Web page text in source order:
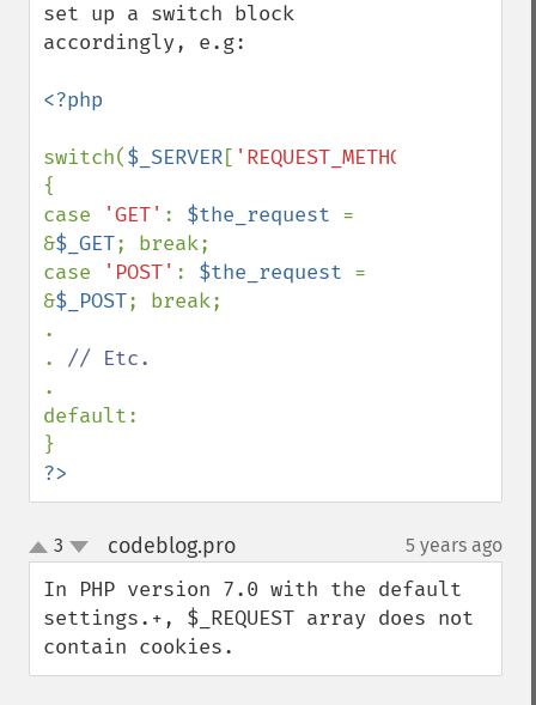
set up a switch block
accordingly, e.g:
<?php
switch($_SERVER[ 'REQUEST_METHOD'
{
case
'GET' : $the_request =
&$_GET; break;
case
'POST' : $the_request =
&$_POST; break;
.
.
.
default:
?>
up
down
3 codeblog.pro¶ 5 years ago
In PHP version 7.0 with the default
settings.+, $_REQUEST array does not
contain cookies.